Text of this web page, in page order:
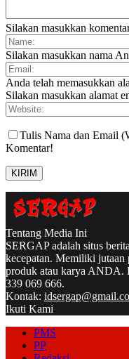
Silakan masukkan
Silakan masukkan nama
Anda telah memasukkan
Silakan masukkan alamat
Tulis Nama dan Email
Komentar!
Tentang Media Ini
SERGAP adalah situs
kecepatan. Memiliki
produk atau karya ANDA.
339 069 666.
Kontak:
Ikuti Kami
PMS
PP